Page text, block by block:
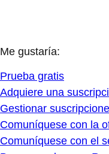
Me gustaría:
Prueba gratis
Adquiere una
Gestionar
Comuníquese con la
Comuníquese con el